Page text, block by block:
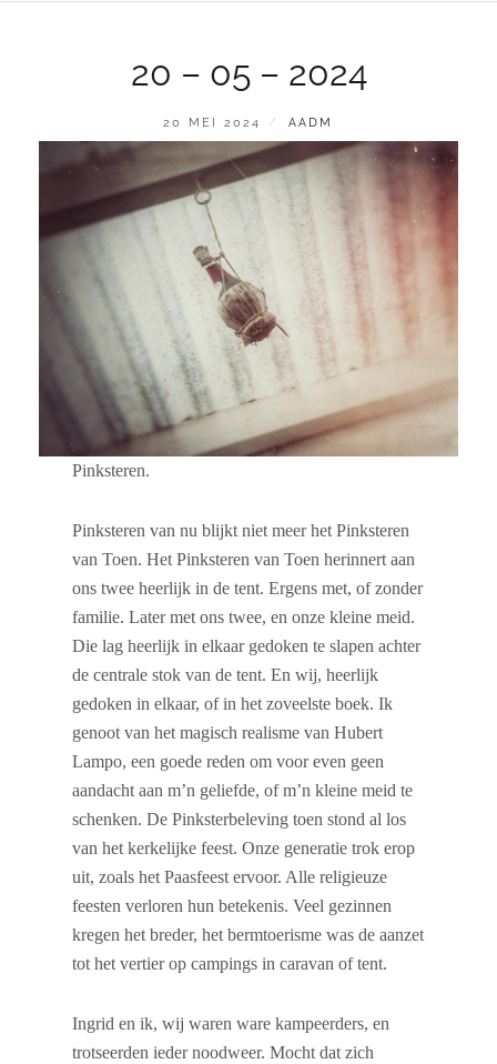
20 – 05 – 2024
GEPLAATST
OP
20 MEI 2024 BY
AADM
Pinksteren.
Pinksteren van nu blijkt niet meer het Pinksteren
van Toen. Het Pinksteren van Toen herinnert aan
ons twee heerlijk in de tent. Ergens met, of zonder
familie. Later met ons twee, en onze kleine meid.
Die lag heerlijk in elkaar gedoken te slapen achter
de centrale stok van de tent. En wij, heerlijk
gedoken in elkaar, of in het zoveelste boek. Ik
genoot van het magisch realisme van Hubert
Lampo, een goede reden om voor even geen
aandacht aan m’n geliefde, of m’n kleine meid te
schenken. De Pinksterbeleving toen stond al los
van het kerkelijke feest. Onze generatie trok erop
uit, zoals het Paasfeest ervoor. Alle religieuze
feesten verloren hun betekenis. Veel gezinnen
kregen het breder, het bermtoerisme was de aanzet
tot het vertier op campings in caravan of tent.
Ingrid en ik, wij waren ware kampeerders, en
trotseerden ieder noodweer. Mocht dat zich